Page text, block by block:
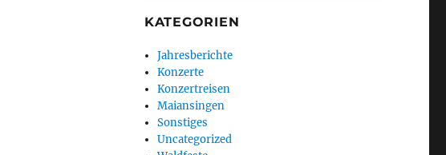
KATEGORIEN
Jahresberichte
Konzerte
Konzertreisen
Maiansingen
Sonstiges
Uncategorized